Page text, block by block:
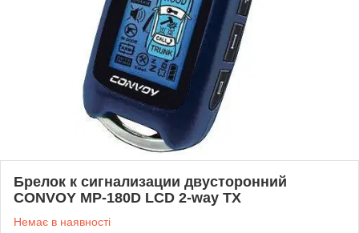
Брелок к сигнализации двусторонний
CONVOY MP-180D LCD 2-way TX
Немає в наявності